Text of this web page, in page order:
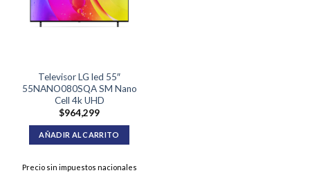
Televisor LG led 55″
55NANO080SQA SM Nano
Cell 4k UHD
$964,299
AÑADIR AL CARRITO
Precio sin impuestos nacionales